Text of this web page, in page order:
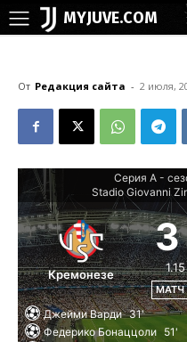
MYJUVE.COM
От Редакция сайта - 2 июля,
Серия А -
Stadio Giovanni
Кремонезе
3
1.15
МАТЧ
Джейми Варди 31'
Федерико Бонаццоли 51'